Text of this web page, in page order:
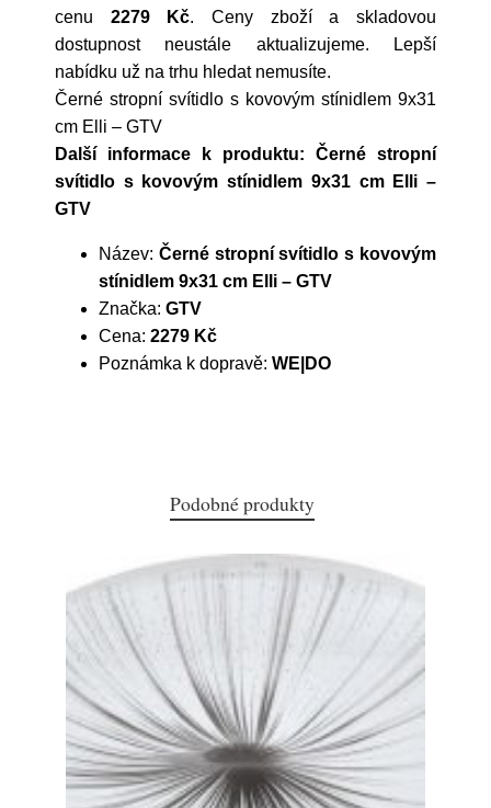
cenu 2279 Kč. Ceny zboží a skladovou
dostupnost neustále aktualizujeme. Lepší
nabídku už na trhu hledat nemusíte.
Černé stropní svítidlo s kovovým stínidlem 9x31
cm Elli – GTV
Další informace k produktu: Černé stropní
svítidlo s kovovým stínidlem 9x31 cm Elli –
GTV
Název: Černé stropní svítidlo s kovovým
stínidlem 9x31 cm Elli – GTV
Značka: GTV
Cena: 2279 Kč
Poznámka k dopravě: WE|DO
Podobné produkty